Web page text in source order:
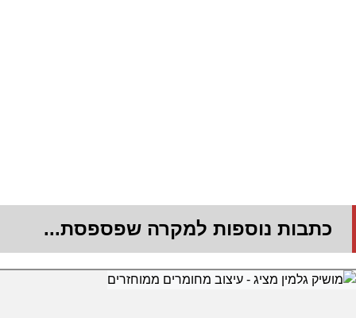
כתבות נוספות למקרה שפספסת...